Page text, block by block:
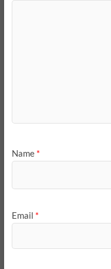
Name *
Email *